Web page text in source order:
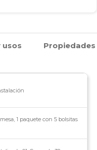
usos Propiedades
1 paquete con 5 bolsitas